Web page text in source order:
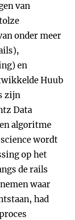
van
onder meer
en
Huub
zijn
Data
algoritme
wordt
op het
de rails
waar
had